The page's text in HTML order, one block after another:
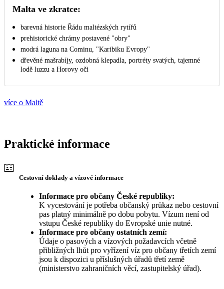
Malta ve zkratce:
barevná historie Řádu maltézských rytířů
prehistorické chrámy postavené "obry"
modrá laguna na Cominu, "Karibiku Evropy"
dřevěné mašrabíjy, ozdobná klepadla, portréty svatých, tajemné
lodě luzzu a Horovy oči
více o Maltě
Praktické informace
Cestovní doklady a vízové informace
Informace pro občany České republiky:
K vycestování je potřeba občanský průkaz nebo cestovní
pas platný minimálně po dobu pobytu. Vízum není od
vstupu České republiky do Evropské unie nutné.
Informace pro občany ostatních zemí:
Údaje o pasových a vízových požadavcích včetně
přibližných lhůt pro vyřízení víz pro občany třetích zemí
jsou k dispozici u příslušných úřadů třetí země
(ministerstvo zahraničních věcí, zastupitelský úřad).